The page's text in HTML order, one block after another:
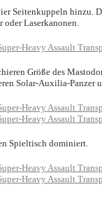
Seitenkuppeln hinzu.
oder Laserkanonen.
Größe des
Solar-Auxilia-Panzer
Spieltisch dominiert.